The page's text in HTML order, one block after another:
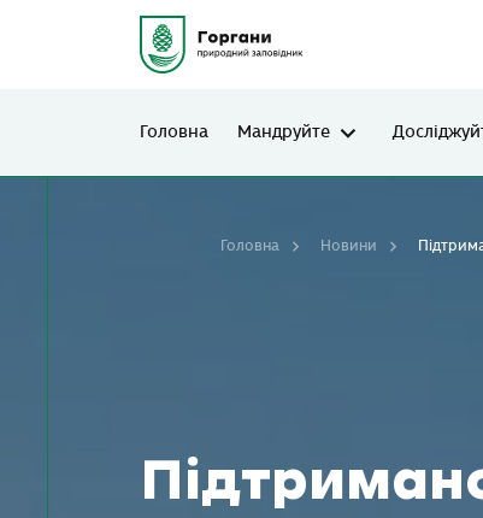
Головна Мандруйте
Головна Новини